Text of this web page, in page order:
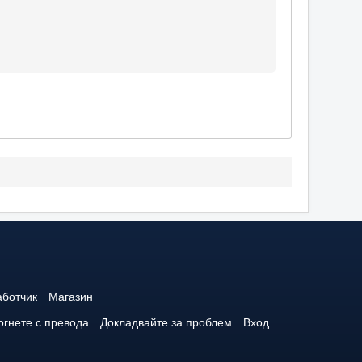
Магазин
с превода Докладвайте за проблем
Вход